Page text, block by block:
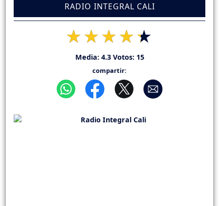
RADIO INTEGRAL CALI
Media: 4.3Votos: 15
compartir: